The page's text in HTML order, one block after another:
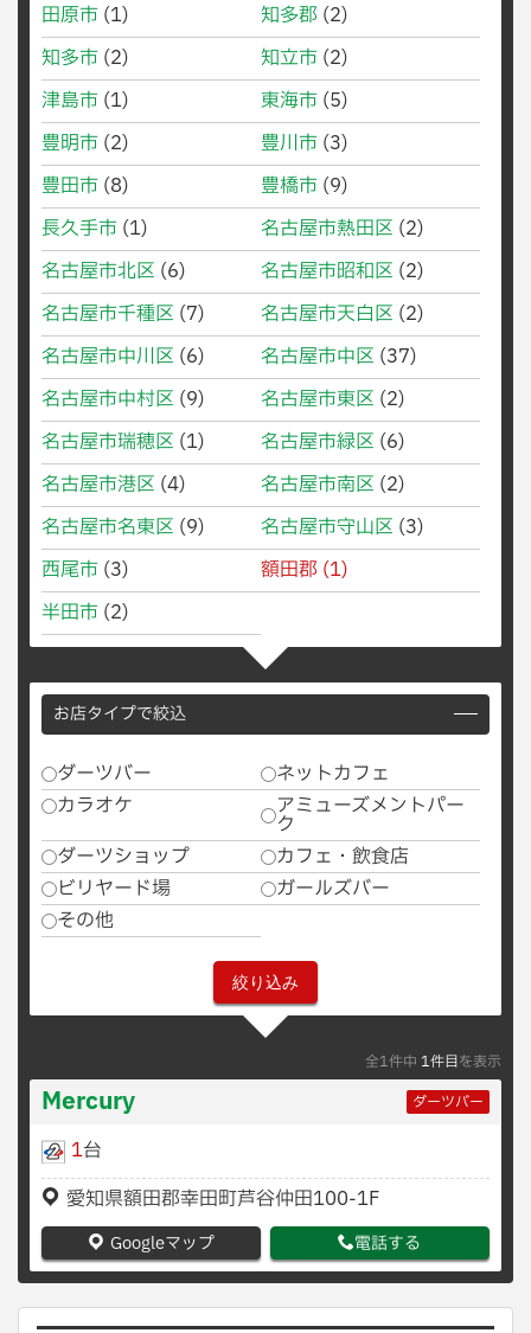
田原市 (1) 知多郡 (2)
知多市 (2) 知立市 (2)
津島市 (1) 東海市 (5)
豊明市 (2) 豊川市 (3)
豊田市 (8) 豊橋市 (9)
長久手市 (1) 名古屋市熱田区 (2)
名古屋市北区 (6) 名古屋市昭和区 (2)
名古屋市千種区 (7) 名古屋市天白区 (2)
名古屋市中川区 (6) 名古屋市中区 (37)
名古屋市中村区 (9) 名古屋市東区 (2)
名古屋市瑞穂区 (1) 名古屋市緑区 (6)
名古屋市港区 (4) 名古屋市南区 (2)
名古屋市名東区 (9) 名古屋市守山区 (3)
西尾市 (3) 額田郡 (1)
半田市 (2)
お店タイプで絞込
ダーツバー
ネットカフェ
カラオケ
アミューズメントパー
ク
ダーツショップ
カフェ・飲食店
ビリヤード場
ガールズバー
その他
全1件中 1件目を表示
Mercury ダーツバー
1台
愛知県額田郡幸田町芦谷仲田100-1F
Googleマップ 電話する